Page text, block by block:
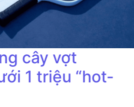
cây vợt
1 triệu “hot-